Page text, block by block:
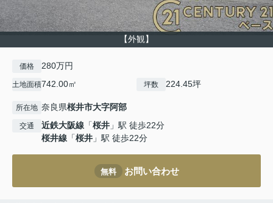
【外観】
価格 280万円
土地面積742.00㎡ 坪数 224.45坪
所在地 奈良県桜井市大字阿部
交通 近鉄大阪線 「桜井 」駅 徒歩22分
桜井線 「桜井 」駅 徒歩22分
無料 お問い合わせ